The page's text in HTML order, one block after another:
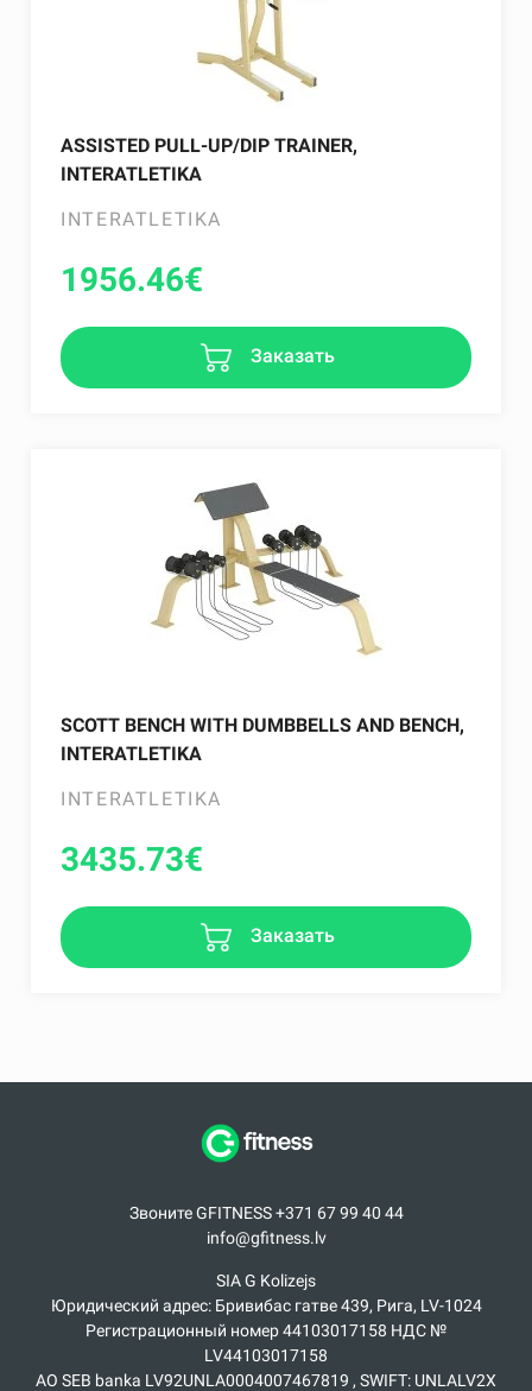
ASSISTED PULL-UP/DIP TRAINER,
INTERATLETIKA
INTERATLETIKA
1956.46€
Заказать
SCOTT BENCH WITH DUMBBELLS AND BENCH,
INTERATLETIKA
INTERATLETIKA
3435.73€
Заказать
Звоните GFITNESS +371 67 99 40 44
info@gfitness.lv
SIA G Kolizejs
Юридический адрес: Бривибас гатве 439, Рига, LV-1024
Регистрационный номер 44103017158 НДС №
LV44103017158
АО SEB banka LV92UNLA0004007467819 , SWIFT: UNLALV2X